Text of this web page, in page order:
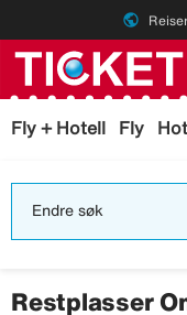
public
Fly + Hotell Fly
Endre søk
Restplasser